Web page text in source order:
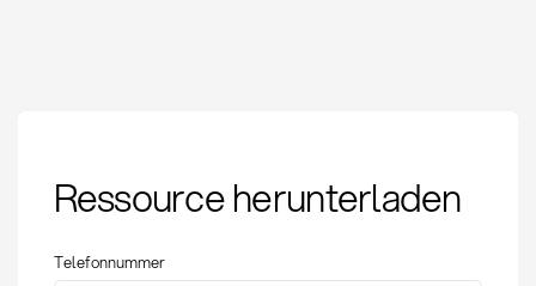
Methoden und
Anwendung im
Ressource herunterladen
Telefonnummer